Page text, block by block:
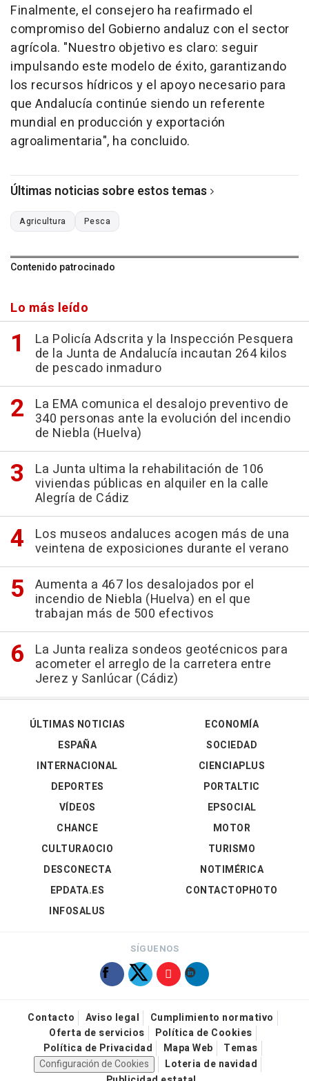
Finalmente, el consejero ha reafirmado el
compromiso del Gobierno andaluz con el sector
agrícola. "Nuestro objetivo es claro: seguir
impulsando este modelo de éxito, garantizando
los recursos hídricos y el apoyo necesario para
que Andalucía continúe siendo un referente
mundial en producción y exportación
agroalimentaria", ha concluido.
Últimas noticias sobre estos temas
Agricultura Pesca
Contenido patrocinado
Lo más leído
La Policía Adscrita y la Inspección Pesquera
de la Junta de Andalucía incautan 264 kilos
de pescado inmaduro
La EMA comunica el desalojo preventivo de
340 personas ante la evolución del incendio
de Niebla (Huelva)
La Junta ultima la rehabilitación de 106
viviendas públicas en alquiler en la calle
Alegría de Cádiz
Los museos andaluces acogen más de una
veintena de exposiciones durante el verano
Aumenta a 467 los desalojados por el
incendio de Niebla (Huelva) en el que
trabajan más de 500 efectivos
La Junta realiza sondeos geotécnicos para
acometer el arreglo de la carretera entre
Jerez y Sanlúcar (Cádiz)
ÚLTIMAS NOTICIAS
ESPAÑA
INTERNACIONAL
DEPORTES
VÍDEOS
ECONOMÍA
SOCIEDAD
CIENCIAPLUS
PORTALTIC
EPSOCIAL
CHANCE
CULTURAOCIO
DESCONECTA
EPDATA.ES
INFOSALUS
MOTOR
TURISMO
NOTIMÉRICA
CONTACTOPHOTO
SÍGUENOS
Contacto Aviso legal
Cumplimiento normativo
Oferta de servicios
Política de Cookies
Política de Privacidad
Mapa Web
Temas
Configuración de Cookies
Loteria de navidad